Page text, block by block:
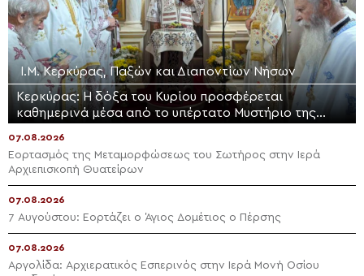
Ι.Μ. Κερκύρας, Παξών και Διαποντίων Νήσων
Κερκύρας: Η δόξα του Κυρίου προσφέρεται
καθημερινά μέσα από το υπέρτατο Μυστήριο της
07.08.2026
Εορτασμός της Μεταμορφώσεως του Σωτήρος στην Ιερά
Αρχιεπισκοπή Θυατείρων
07.08.2026
7 Αυγούστου: Εορτάζει ο Άγιος Δομέτιος ο Πέρσης
07.08.2026
Αργολίδα: Αρχιερατικός Εσπερινός στην Ιερά Μονή Οσίου